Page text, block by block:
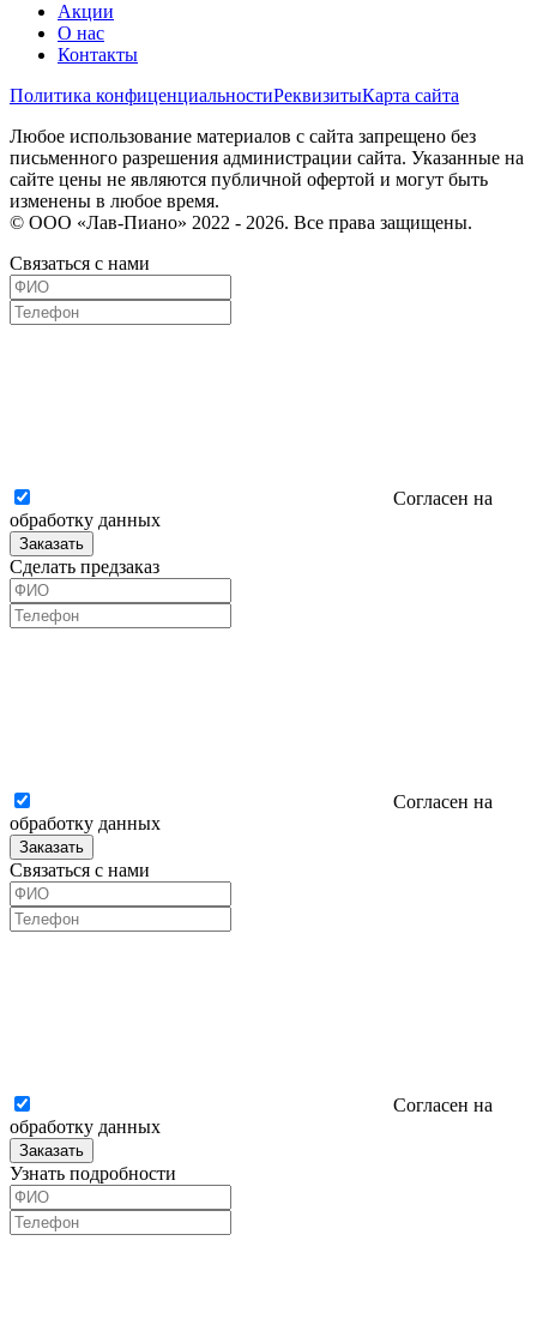
Акции
О нас
Контакты
Политика конфиценциальностиРеквизитыКарта сайта
Любое использование материалов с сайта запрещено без
письменного разрешения администрации сайта. Указанные на
сайте цены не являются публичной офертой и могут быть
изменены в любое время.
© ООО «Лав-Пиано» 2022 - 2026. Все права защищены.
Связаться с нами
Согласен на
обработку данных
Заказать
Сделать предзаказ
Согласен на
обработку данных
Заказать
Связаться с нами
Согласен на
обработку данных
Заказать
Узнать подробности